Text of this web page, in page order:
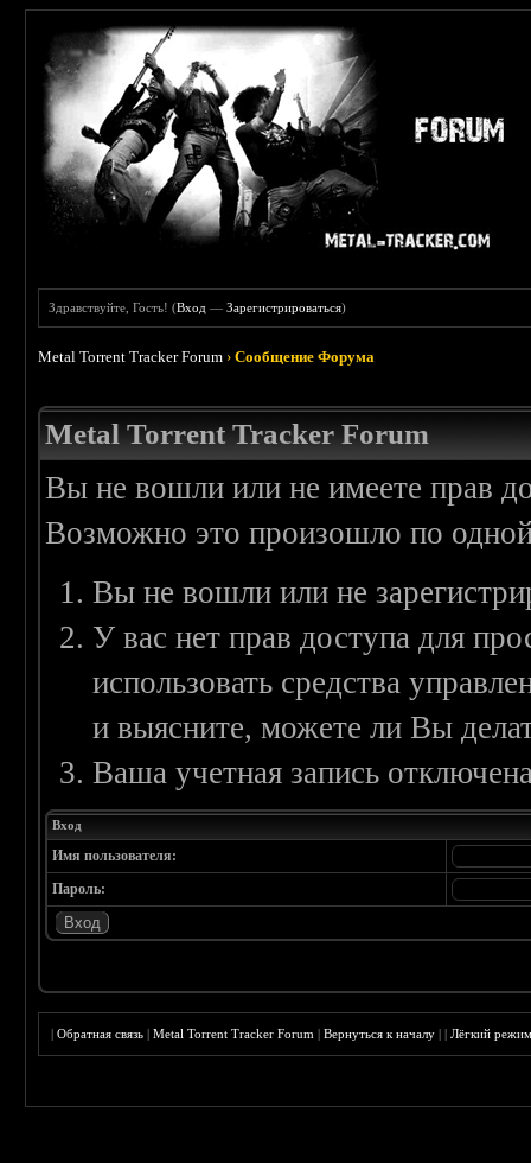
Здравствуйте, Гость! (Вход —Зарегистрироваться)
Metal Torrent Tracker Forum ›Сообщение Форума
Metal Torrent Tracker Forum
Вы не вошли или не имеете прав
Возможно это произошло по
Вы не вошли или не
У вас нет прав доступа для
использовать средства
и выясните, можете ли Вы
Ваша учетная запись
Вход
Имя пользователя:
Пароль:
|Обратная связь |Metal Torrent Tracker Forum |Вернуться к началу ||Лёгкий